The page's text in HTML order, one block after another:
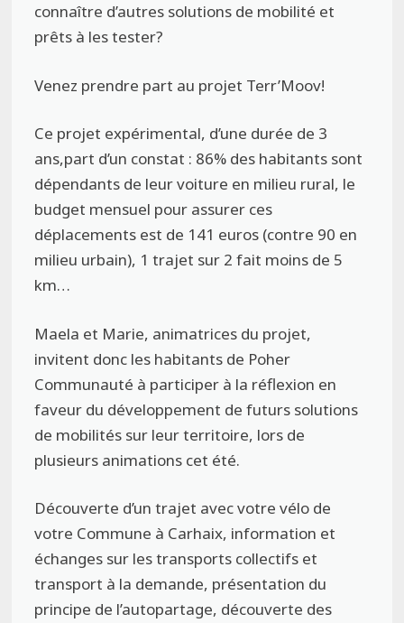
connaître d’autres solutions de mobilité et
prêts à les tester?
Venez prendre part au projet Terr’Moov!
Ce projet expérimental, d’une durée de 3
ans,part d’un constat : 86% des habitants sont
dépendants de leur voiture en milieu rural, le
budget mensuel pour assurer ces
déplacements est de 141 euros (contre 90 en
milieu urbain), 1 trajet sur 2 fait moins de 5
km…
Maela et Marie, animatrices du projet,
invitent donc les habitants de Poher
Communauté à participer à la réflexion en
faveur du développement de futurs solutions
de mobilités sur leur territoire, lors de
plusieurs animations cet été.
Découverte d’un trajet avec votre vélo de
votre Commune à Carhaix, information et
échanges sur les transports collectifs et
transport à la demande, présentation du
principe de l’autopartage, découverte des